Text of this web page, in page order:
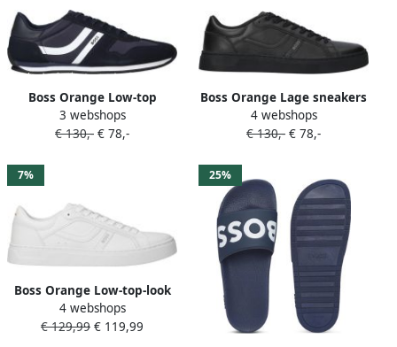
Boss Orange Low-top
sneakers met labelprint
model 'LEVON_RUNN_NYMI'
3 webshops
€ 130,- € 78,-
Boss Orange Lage sneakers
met luchtgaten model
'RHYS'
4 webshops
€ 130,- € 78,-
7%
Boss Orange Low-top-look
sneakers met luchtgaatjes
model 'RHYS'
4 webshops
€ 129,99 € 119,99
25%